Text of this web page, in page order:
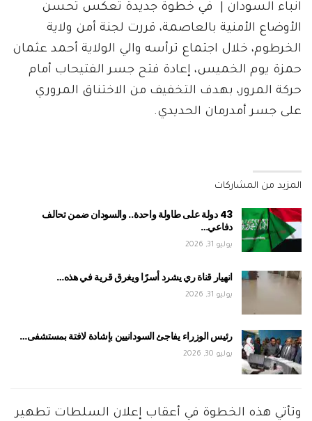
انباء السودان | في خطوة جديدة تعكس تحسن
الأوضاع الأمنية بالعاصمة، قررت لجنة أمن ولاية
الخرطوم، خلال اجتماع ترأسه والي الولاية أحمد عثمان
حمزة يوم الخميس، إعادة فتح جسر الفتيحاب أمام
حركة المرور، بهدف التخفيف من الاختناق المروري
على جسر أمدرمان الحديدي.
المزيد من المشاركات
43 دولة على طاولة واحدة.. والسودان ضمن تحالف
دفاعي…
يوليو 31, 2026
انهيار قناة ري يشرد أسرًا ويغرق قرية في هذه…
يوليو 31, 2026
رئيس الوزراء يفاجئ السودانيين بإشادة لافتة بمستشفى…
يوليو 30, 2026
وتأتي هذه الخطوة في أعقاب إعلان السلطات تطهير